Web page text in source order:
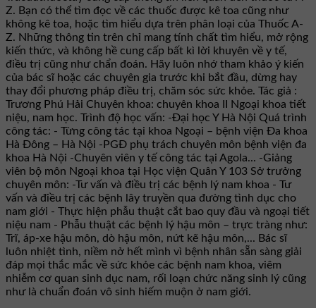
Z. Bạn có thể tìm đọc về các thuốc được kê toa cũng như
không kê toa, hoặc tìm hiểu dựa trên phân loại của Thuốc A-
Z. Những thông tin trên chỉ mang tính chất tìm hiểu, mở rộng
kiến thức, và không hề cung cấp bất kì lời khuyên về y tế,
điều trị cũng như chẩn đoán. Hãy luôn nhớ tham khảo ý kiến
của bác sĩ hoặc các chuyên gia trước khi bắt đầu, dừng hay
thay đổi phương pháp điều trị, chăm sóc sức khỏe. Tác giả :
Trương Phú Hải Chuyên khoa: chuyên khoa II Ngoại khoa tiết
niệu, nam học. Trình độ học vấn: -Đại học Y Hà Nội Quá trình
công tác: - Từng công tác tại khoa Ngoại – bệnh viện Đa khoa
Hà Đông – Hà Nội -PGĐ phụ trách chuyên môn bệnh viện đa
khoa Hà Nội -Chuyên viên y tế công tác tại Agola... -Giảng
viên bộ môn Ngoại khoa tại Học viện Quân Y 103 Sở trưởng
chuyên môn: -Tư vấn và điều trị các bệnh lý nam khoa - Tư
vấn và điều trị các bệnh lây truyền qua đường tình dục cho
nam giới - Thực hiện phẫu thuật cắt bao quy đầu và ngoại tiết
niệu nam - Phẫu thuật các bệnh lý hậu môn – trực tràng như:
Trĩ, áp-xe hậu môn, dò hậu môn, nứt kẽ hậu môn,... Bác sĩ
luôn nhiệt tình, niềm nở hết mình vì bệnh nhân sẵn sàng giải
đáp mọi thắc mắc về sức khỏe các bệnh nam khoa, viêm
nhiễm cơ quan sinh dục nam, rối loạn chức năng sinh lý cũng
như là chuẩn đoán vô sinh hiếm muộn ở nam giới.